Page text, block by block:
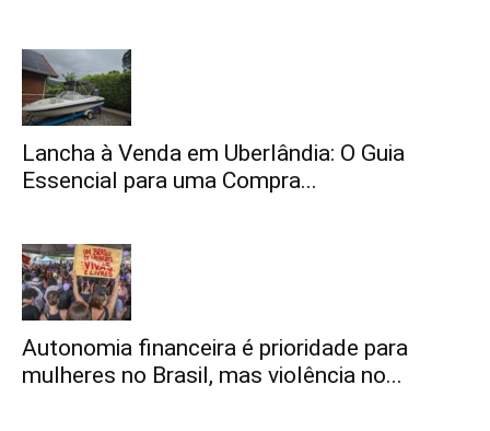
Lancha à Venda em Uberlândia: O Guia
Essencial para uma Compra...
Autonomia financeira é prioridade para
mulheres no Brasil, mas violência no...